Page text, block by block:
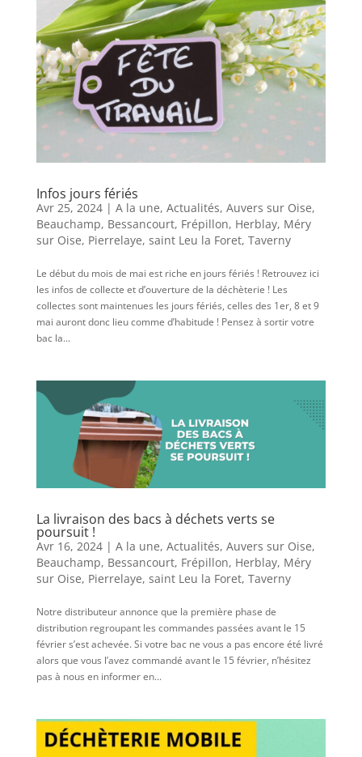
Infos jours fériés
Avr 25, 2024| A la une, Actualités, Auvers sur Oise,
Beauchamp, Bessancourt, Frépillon, Herblay, Méry
sur Oise, Pierrelaye, saint Leu la Foret, Taverny
Le début du mois de mai est riche en jours fériés ! Retrouvez ici
les infos de collecte et d’ouverture de la déchèterie ! Les
collectes sont maintenues les jours fériés, celles des 1er, 8 et 9
mai auront donc lieu comme d’habitude ! Pensez à sortir votre
bac la...
La livraison des bacs à déchets verts se
poursuit !
Avr 16, 2024| A la une, Actualités, Auvers sur Oise,
Beauchamp, Bessancourt, Frépillon, Herblay, Méry
sur Oise, Pierrelaye, saint Leu la Foret, Taverny
Notre distributeur annonce que la première phase de
distribution regroupant les commandes passées avant le 15
février s’est achevée. Si votre bac ne vous a pas encore été livré
alors que vous l’avez commandé avant le 15 février, n’hésitez
pas à nous en informer en...